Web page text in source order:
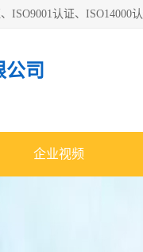
认证、ISO14000
司
企业视频